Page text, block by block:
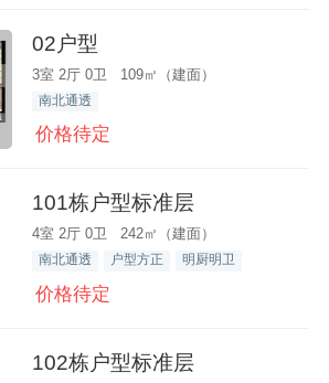
02户型
3室 2厅 0卫 109㎡（建面）
南北通透
价格待定
101栋户型标准层
4室 2厅 0卫 242㎡（建面）
南北通透 户型方正 明厨明卫
价格待定
102栋户型标准层